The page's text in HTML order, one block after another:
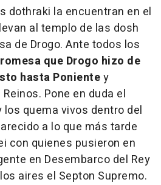
dothraki la encuentran en el
al templo de las dosh
de Drogo. Ante todos los
que Drogo hizo de
hasta Ponientey
Pone en duda el
quema vivos dentro del
a lo que más tarde
con quienes pusieron en
en Desembarco del Rey
aires el Septon Supremo.